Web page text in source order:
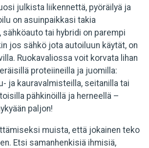
julkista liikennettä, pyöräilyä ja
on asuinpaikkasi takia
tai hybridi on parempi
jos sähkö jota autoiluun käytät, on
Ruokavaliossa voit korvata lihan
proteiineilla ja juomilla:
ja kauravalmisteilla, seitanilla tai
pähkinöillä ja herneellä –
paljon!
muista, että jokainen teko
Etsi samanhenkisiä ihmisiä,